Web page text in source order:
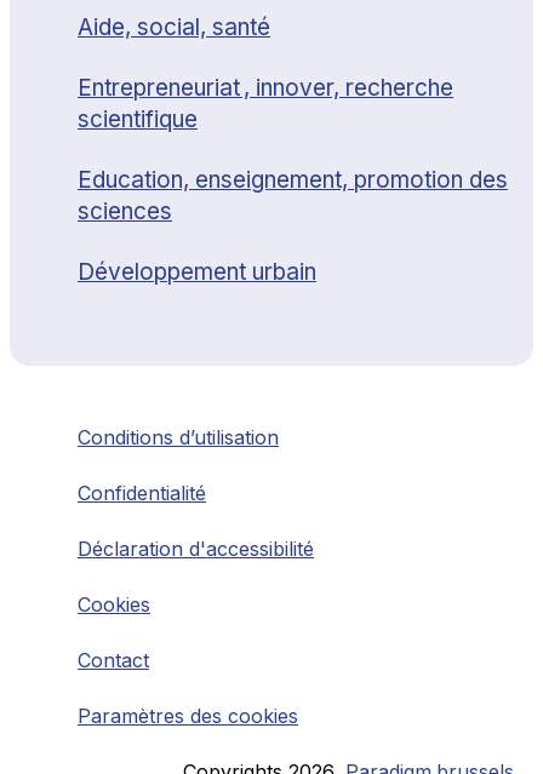
Aide, social, santé
Entrepreneuriat , innover, recherche
scientifique
Education, enseignement, promotion des
sciences
Développement urbain
Conditions d’utilisation
Confidentialité
Déclaration d'accessibilité
Cookies
Contact
Paramètres des cookies